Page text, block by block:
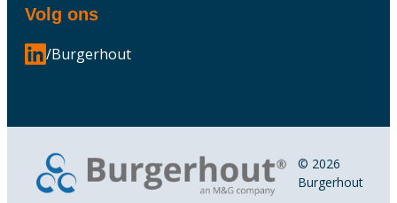
Volg ons
/Burgerhout
© 2026
Burgerhout